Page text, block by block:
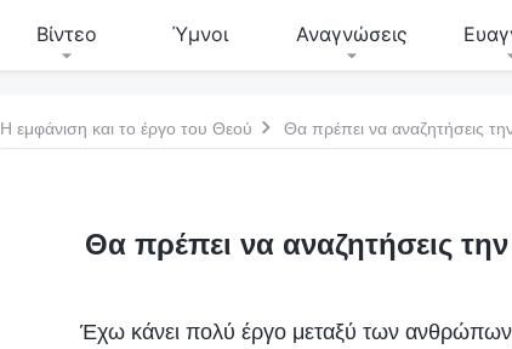
Βίντεο Ύμνοι Αναγνώσεις
Η εμφάνιση και το έργο του Θεού Θα πρέπει να αναζητήσεις
Θα πρέπει να αναζητήσεις
Έχω κάνει πολύ έργο μεταξύ των